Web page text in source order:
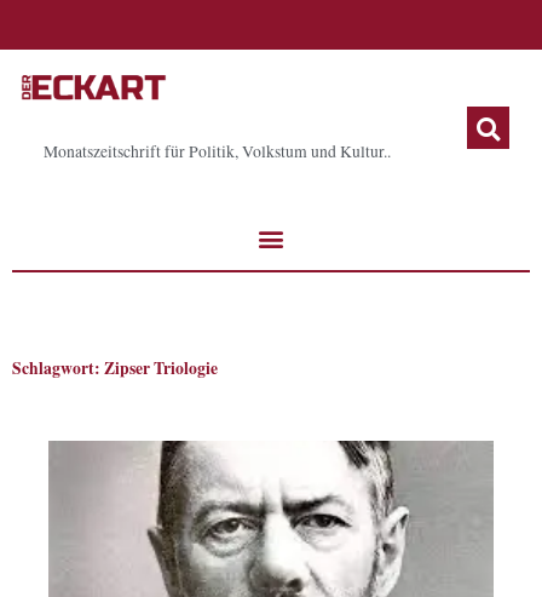
Monatszeitschrift für Politik, Volkstum und Kultur..
Schlagwort: Zipser Triologie
Seite Seite